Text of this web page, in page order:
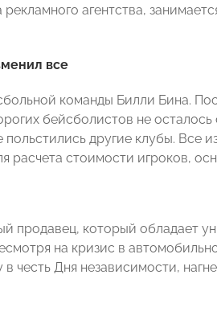
агентства,
все
команды Билли Бина.
бейсболистов не
польстились другие клубы.
расчета стоимости игроков,
продавец, который обладает
на кризис в
в честь Дня независимости,